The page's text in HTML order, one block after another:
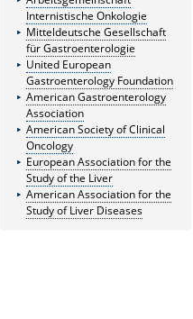
Internistische Onkologie
Mitteldeutsche Gesellschaft
für Gastroenterologie
United European
Gastroenterology Foundation
American Gastroenterology
Association
American Society of Clinical
Oncology
European Association for the
Study of the Liver
American Association for the
Study of Liver Diseases